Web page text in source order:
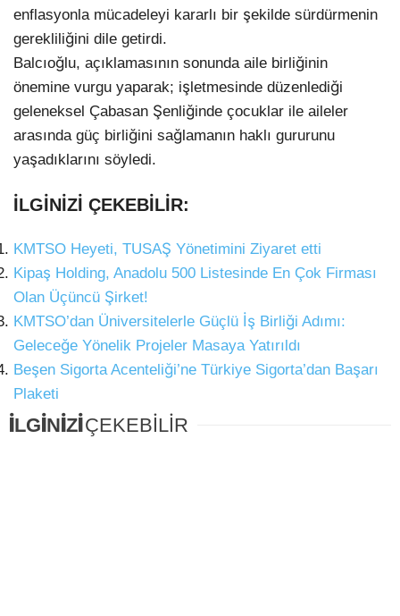
enflasyonla mücadeleyi kararlı bir şekilde sürdürmenin
gerekliliğini dile getirdi.
Balcıoğlu, açıklamasının sonunda aile birliğinin
önemine vurgu yaparak; işletmesinde düzenlediği
geleneksel Çabasan Şenliğinde çocuklar ile aileler
arasında güç birliğini sağlamanın haklı gururunu
yaşadıklarını söyledi.
İLGİNİZİ ÇEKEBİLİR:
KMTSO Heyeti, TUSAŞ Yönetimini Ziyaret etti
Kipaş Holding, Anadolu 500 Listesinde En Çok Firması
Olan Üçüncü Şirket!
KMTSO’dan Üniversitelerle Güçlü İş Birliği Adımı:
Geleceğe Yönelik Projeler Masaya Yatırıldı
Beşen Sigorta Acenteliği’ne Türkiye Sigorta’dan Başarı
Plaketi
İLGİNİZİÇEKEBİLİR